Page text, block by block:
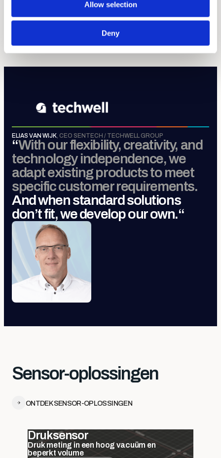
Allow selection
Deny
Sense, Move, Control &
MEER OVER TECHWELL GROUP
ELIAS VAN WIJK, CEO SENTECH / TECHWELL GROUP
“With our flexibility, creativity, and
technology independence, we
adapt existing products to meet
specific customer requirements.
And when standard solutions
don’t fit, we develop our own.“
Sensor-oplossingen
ONTDEK SENSOR-OPLOSSINGEN
Druksensor
Druk meting in een hoog vacuüm en
beperkt volume